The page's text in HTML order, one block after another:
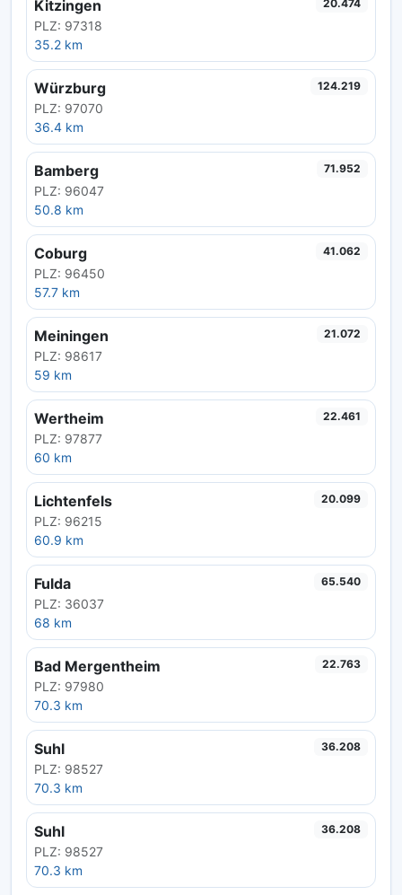
Kitzingen
PLZ: 97318
35.2 km
20.474
Würzburg
PLZ: 97070
36.4 km
124.219
Bamberg
PLZ: 96047
50.8 km
71.952
Coburg
PLZ: 96450
57.7 km
41.062
Meiningen
PLZ: 98617
59 km
21.072
Wertheim
PLZ: 97877
60 km
22.461
Lichtenfels
PLZ: 96215
60.9 km
20.099
Fulda
PLZ: 36037
68 km
65.540
Bad Mergentheim
PLZ: 97980
70.3 km
22.763
Suhl
PLZ: 98527
70.3 km
36.208
Suhl
PLZ: 98527
70.3 km
36.208